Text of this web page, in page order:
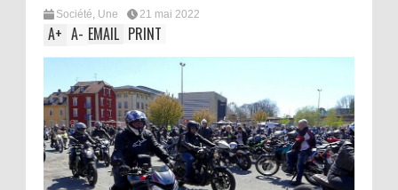
Société, Une 21 mai 2022
A+ A- EMAIL PRINT